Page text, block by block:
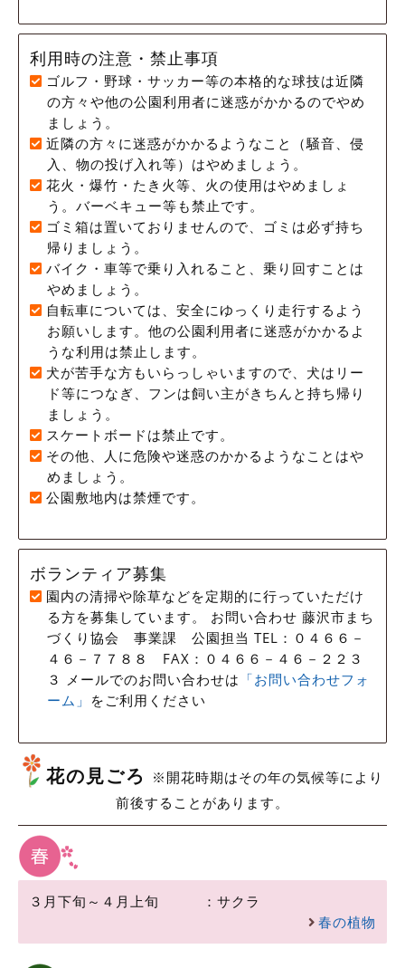
利用時の注意・禁止事項
ゴルフ・野球・サッカー等の本格的な球技は近隣
の方々や他の公園利用者に迷惑がかかるのでやめ
ましょう。
近隣の方々に迷惑がかかるようなこと（騒音、侵
入、物の投げ入れ等）はやめましょう。
花火・爆竹・たき火等、火の使用はやめましょ
う。バーベキュー等も禁止です。
ゴミ箱は置いておりませんので、ゴミは必ず持ち
帰りましょう。
バイク・車等で乗り入れること、乗り回すことは
やめましょう。
自転車については、安全にゆっくり走行するよう
お願いします。他の公園利用者に迷惑がかかるよ
うな利用は禁止します。
犬が苦手な方もいらっしゃいますので、犬はリー
ド等につなぎ、フンは飼い主がきちんと持ち帰り
ましょう。
スケートボードは禁止です。
その他、人に危険や迷惑のかかるようなことはや
めましょう。
公園敷地内は禁煙です。
ボランティア募集
園内の清掃や除草などを定期的に行っていただけ
る方を募集しています。 お問い合わせ 藤沢市まち
づくり協会 事業課 公園担当 TEL：０４６６－
４６－７７８８ FAX：０４６６－４６－２２３
３ メールでのお問い合わせは 「お問い合わせフォ
ーム」 をご利用ください
花の見ごろ
※開花時期はその年の気候等により
前後することがあります。
３月下旬～４月上旬 ： サクラ
春の植物